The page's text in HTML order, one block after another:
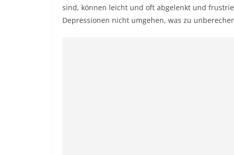
sind, können leicht und oft abgelenkt und
Depressionen nicht umgehen, was zu